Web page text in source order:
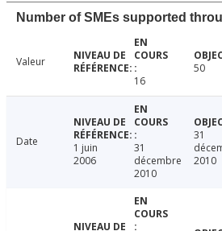
Number of SMEs supported
Valeur
16
50
Date
1 juin
2006
31
décembre
2010
31
2010